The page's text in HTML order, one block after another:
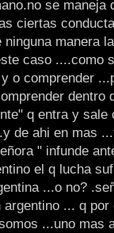
se maneja
ciertas
manera
caso ....como
o comprender
dentro
q entra y sale
de ahi en mas
" infunde
el q lucha
...o no?
... q por
...uno mas